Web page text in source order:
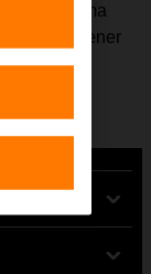
a un tema
sin tener
crear un